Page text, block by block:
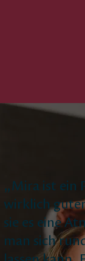
„Mira ist ein
wirklich
sie es eine
man sich